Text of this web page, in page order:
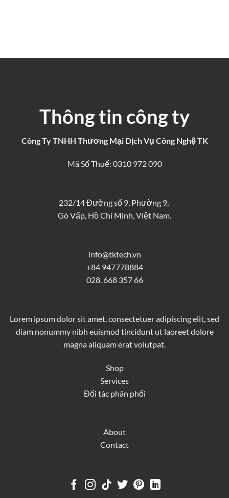
Thông tin công ty
Công Ty TNHH Thương Mại Dịch Vụ Công Nghệ TK
Mã Số Thuế: 0310 972 090
232/14 Đường số 9, Phường 9,
Gò Vấp, Hồ Chí Minh, Việt Nam.
info@tktech.vn
+84 947778884
028. 668 357 66
Lorem ipsum dolor sit amet, consectetuer adipiscing elit, sed
diam nonummy nibh euismod tincidunt ut laoreet dolore
magna aliquam erat volutpat.
Shop
Services
Đối tác phân phối
About
Contact